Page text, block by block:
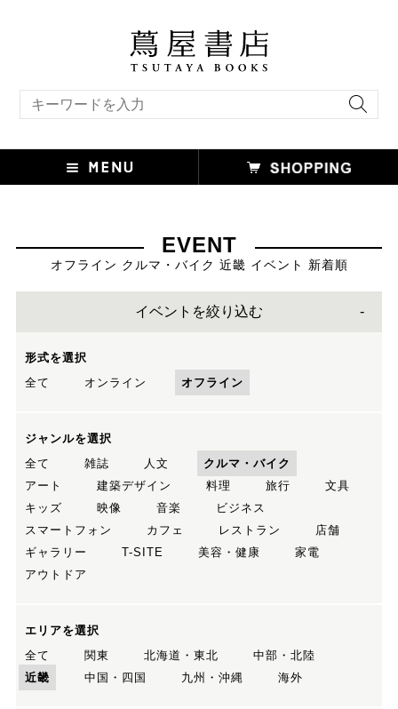
EVENT
オフライン クルマ・バイク 近畿 イベント 新着順
イベントを絞り込む
形式を選択
全て
オンライン オフライン
ジャンルを選択
全て
雑誌 人文
クルマ・バイク
アート
建築デザイン 料理 旅行
文具
キッズ
映像 音楽
ビジネス
スマートフォン
カフェ レストラン
店舗
ギャラリー
T-SITE 美容・健康
家電
アウトドア
エリアを選択
全て
関東 北海道・東北
中部・北陸
近畿
中国・四国 九州・沖縄 海外